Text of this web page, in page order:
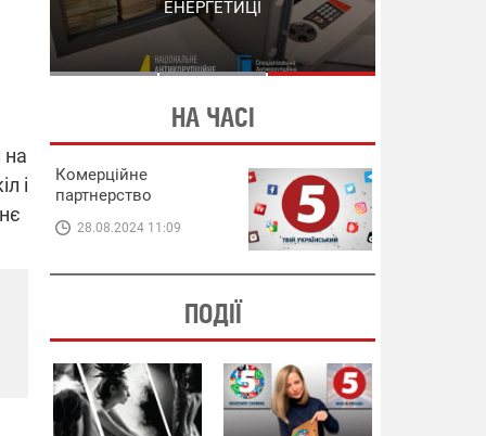
на
і
СХЕМИ В ЕНЕРГЕТИЦІ
ЕНЕРГЕТИЦІ
НА ЧАСІ
Комерційне
партнерство
28.08.2024 11:09
ПОДІЇ